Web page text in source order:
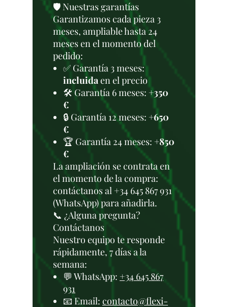
🛡️ Nuestras garantías
Garantizamos cada pieza 3
meses, ampliable hasta 24
meses en el momento del
pedido:
✅ Garantía 3 meses:
incluidaen el precio
🛠️ Garantía 6 meses: +350
€
🔒 Garantía 12 meses: +650
€
🏆 Garantía 24 meses: +850
€
La ampliación se contrata en
el momento de la compra:
contáctanos al +34 645 867 931
(WhatsApp) para añadirla.
📞 ¿Alguna pregunta?
Contáctanos
Nuestro equipo te responde
rápidamente, 7 días a la
semana:
💬 WhatsApp: +34 645 867
931
📧 Email: contacto@flexi-